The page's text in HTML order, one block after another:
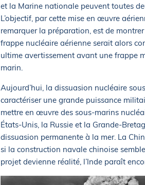
et la Marine nationale peuvent toutes
L’objectif, par cette mise en œuvre
remarquer la préparation, est de
frappe nucléaire aérienne serait alors
ultime avertissement avant une frappe
marin.
Aujourd’hui, la dissuasion nucléaire
caractériser une grande puissance
mettre en œuvre des sous-marins
États-Unis, la Russie et la Grande-
dissuasion permanente à la mer. La
si la construction navale chinoise
projet devienne réalité, l’Inde paraît